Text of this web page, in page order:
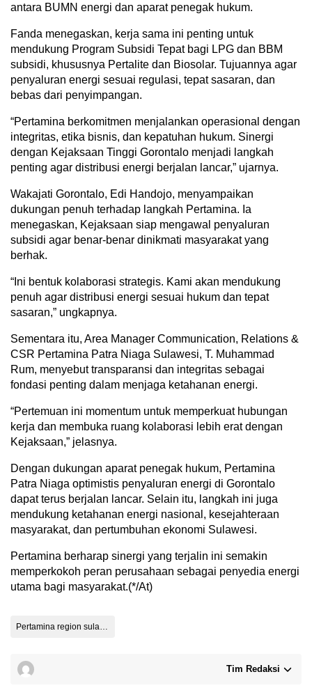
antara BUMN energi dan aparat penegak hukum.
Fanda menegaskan, kerja sama ini penting untuk
mendukung Program Subsidi Tepat bagi LPG dan BBM
subsidi, khususnya Pertalite dan Biosolar. Tujuannya agar
penyaluran energi sesuai regulasi, tepat sasaran, dan
bebas dari penyimpangan.
“Pertamina berkomitmen menjalankan operasional dengan
integritas, etika bisnis, dan kepatuhan hukum. Sinergi
dengan Kejaksaan Tinggi Gorontalo menjadi langkah
penting agar distribusi energi berjalan lancar,” ujarnya.
Wakajati Gorontalo, Edi Handojo, menyampaikan
dukungan penuh terhadap langkah Pertamina. Ia
menegaskan, Kejaksaan siap mengawal penyaluran
subsidi agar benar-benar dinikmati masyarakat yang
berhak.
“Ini bentuk kolaborasi strategis. Kami akan mendukung
penuh agar distribusi energi sesuai hukum dan tepat
sasaran,” ungkapnya.
Sementara itu, Area Manager Communication, Relations &
CSR Pertamina Patra Niaga Sulawesi, T. Muhammad
Rum, menyebut transparansi dan integritas sebagai
fondasi penting dalam menjaga ketahanan energi.
“Pertemuan ini momentum untuk memperkuat hubungan
kerja dan membuka ruang kolaborasi lebih erat dengan
Kejaksaan,” jelasnya.
Dengan dukungan aparat penegak hukum, Pertamina
Patra Niaga optimistis penyaluran energi di Gorontalo
dapat terus berjalan lancar. Selain itu, langkah ini juga
mendukung ketahanan energi nasional, kesejahteraan
masyarakat, dan pertumbuhan ekonomi Sulawesi.
Pertamina berharap sinergi yang terjalin ini semakin
memperkokoh peran perusahaan sebagai penyedia energi
utama bagi masyarakat.(*/At)
Tim Redaksi